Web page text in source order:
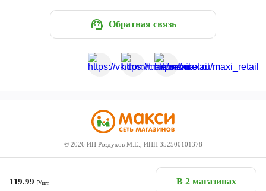
119.99 ₽/шт В 2 магазинах
Обратная связь
© 2026 ИП Роздухов М.Е., ИНН 352500101378